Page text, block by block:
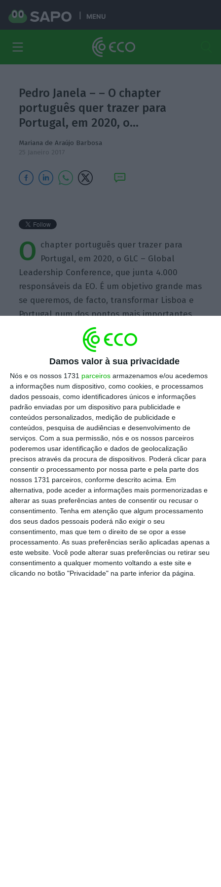
Damos valor à sua privacidade
Nós e os nossos 1731 parceiros armazenamos e/ou acedemos
a informações num dispositivo, como cookies, e processamos
dados pessoais, como identificadores únicos e informações
padrão enviadas por um dispositivo para publicidade e
conteúdos personalizados, medição de publicidade e
conteúdos, pesquisa de audiências e desenvolvimento de
serviços. Com a sua permissão, nós e os nossos parceiros
poderemos usar identificação e dados de geolocalização
precisos através da procura de dispositivos. Poderá clicar para
consentir o processamento por nossa parte e pela parte dos
nossos 1731 parceiros, conforme descrito acima. Em
alternativa, pode aceder a informações mais pormenorizadas e
alterar as suas preferências antes de consentir ou recusar o
consentimento. Tenha em atenção que algum processamento
dos seus dados pessoais poderá não exigir o seu
consentimento, mas que tem o direito de se opor a esse
processamento. As suas preferências serão aplicadas apenas a
este website. Você pode alterar suas preferências ou retirar seu
consentimento a qualquer momento voltando a este site e
clicando no botão "Privacidade" na parte inferior da página.
MENU
Pedro Janela – – O chapter
português quer trazer para
Portugal, em 2020, o…
Mariana de Araújo Barbosa
25 Janeiro 2017
O chapter português quer trazer para
Portugal, em 2020, o GLC – Global
Leadership Conference, que junta 4.000
responsáveis da EO. É um objetivo grande mas
se queremos, de facto, transformar Lisboa e
Portugal num dos pontos mais importantes
do empreendedorismo mundial, temos de ter
o EO cá e ser um dos mais ativos no mundo.
https://eco.sapo.pt/quote/pedro-janela-o-chapter-portugues-quer-trazer-para-portugal-em-2020-o-3/ Copiar
Assine o ECO Premium
No momento em que a informação é
mais importante do que nunca, apoie
o jornalismo independente e rigoroso.
De que forma? Assine o ECO Premium e
tenha acesso a notícias exclusivas, à
opinião que conta, às reportagens e
especiais que mostram o outro lado da